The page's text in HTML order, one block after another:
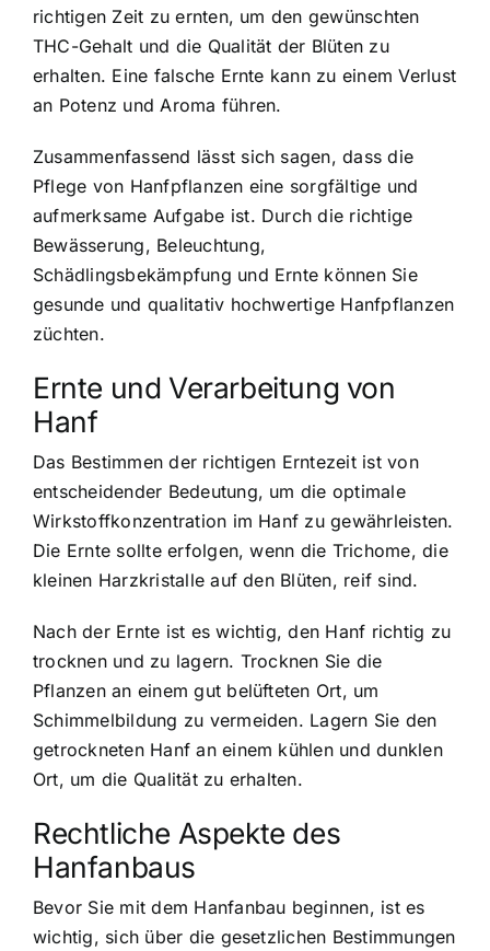
richtigen Zeit zu ernten, um den gewünschten
THC-Gehalt und die Qualität der Blüten zu
erhalten. Eine falsche Ernte kann zu einem Verlust
an Potenz und Aroma führen.
Zusammenfassend lässt sich sagen, dass die
Pflege von Hanfpflanzen eine sorgfältige und
aufmerksame Aufgabe ist. Durch die richtige
Bewässerung, Beleuchtung,
Schädlingsbekämpfung und Ernte können Sie
gesunde und qualitativ hochwertige Hanfpflanzen
züchten.
Ernte und Verarbeitung von
Hanf
Das Bestimmen der richtigen Erntezeit ist von
entscheidender Bedeutung, um die optimale
Wirkstoffkonzentration im Hanf zu gewährleisten.
Die Ernte sollte erfolgen, wenn die Trichome, die
kleinen Harzkristalle auf den Blüten, reif sind.
Nach der Ernte ist es wichtig, den Hanf richtig zu
trocknen und zu lagern. Trocknen Sie die
Pflanzen an einem gut belüfteten Ort, um
Schimmelbildung zu vermeiden. Lagern Sie den
getrockneten Hanf an einem kühlen und dunklen
Ort, um die Qualität zu erhalten.
Rechtliche Aspekte des
Hanfanbaus
Bevor Sie mit dem Hanfanbau beginnen, ist es
wichtig, sich über die gesetzlichen Bestimmungen